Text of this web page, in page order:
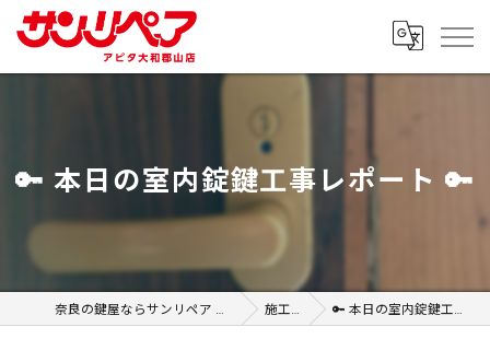
🔑 本日の室内錠鍵工事レポート 🔑
奈良の鍵屋ならサンリペア アピタ大和郡山店 施工事例 🔑 本日の室内錠鍵工事レポート 🔑